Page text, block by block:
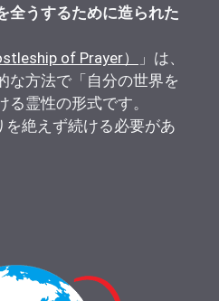
全うするために造られた
of Prayer）
」は、
な方法で「自分の世界を
霊性の形式です。
絶えず続ける必要があ